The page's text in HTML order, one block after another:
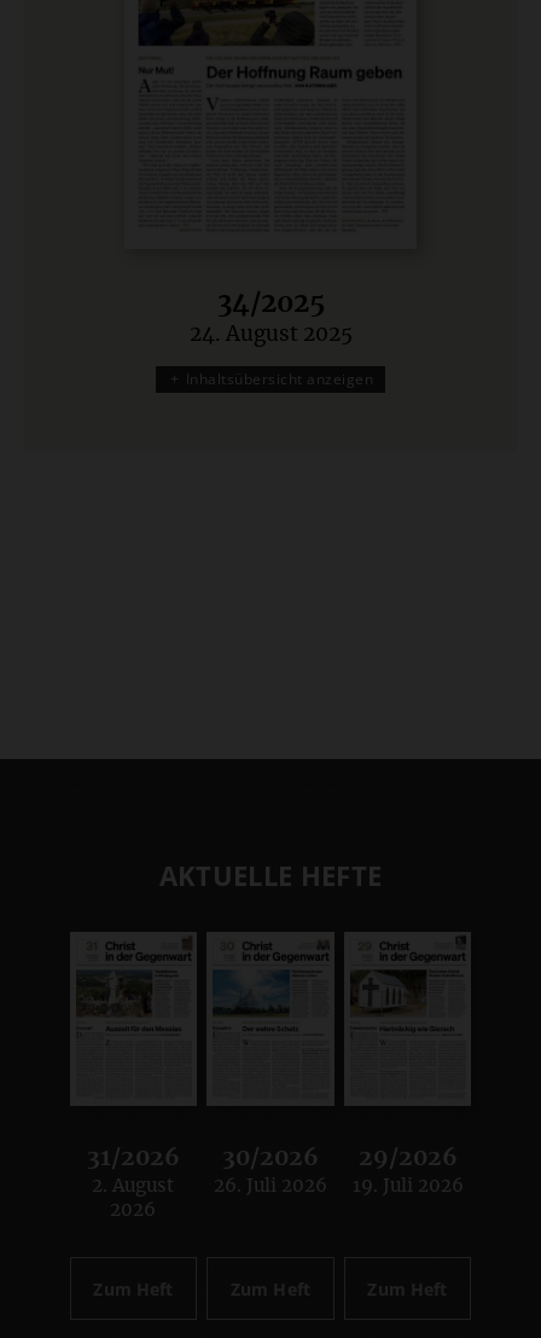
34/2025
:
24. August 2025
Inhaltsübersicht anzeigen
AKTUELLE HEFTE
31/2026
:
2. August
2026
Zum Heft
30/2026
:
26. Juli 2026
Zum Heft
29/2026
:
19. Juli 2026
Zum Heft